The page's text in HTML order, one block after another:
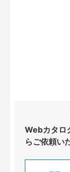
Webカタロ
らご依頼い